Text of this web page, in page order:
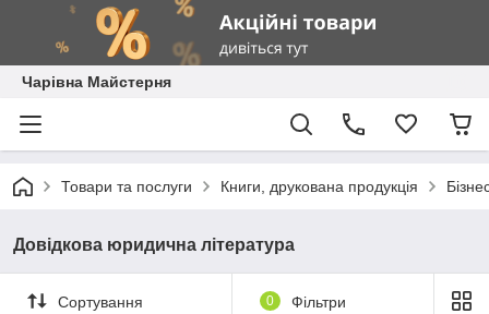
Чарівна Майстерня
Товари та послуги Книги, друкована продукція
Довідкова юридична література
Сортування 0 Фільтри